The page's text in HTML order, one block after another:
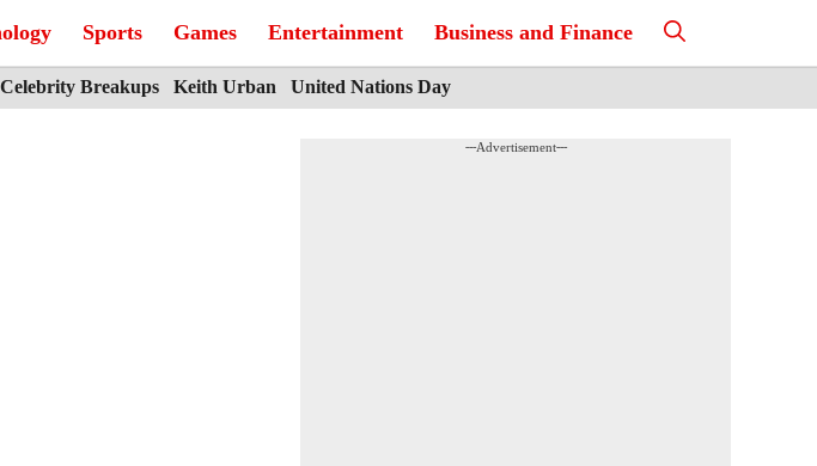
Sports Games Entertainment Business and Finance
Celebrity Breakups Keith Urban United Nations Day
---Advertisement---